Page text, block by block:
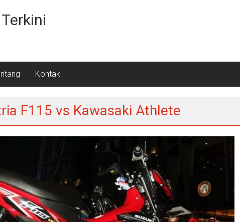
Kontak
F115 vs Kawasaki Athlete